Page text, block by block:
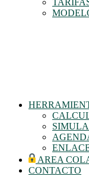
AREA
CONTACTO
¿Qué ocurre